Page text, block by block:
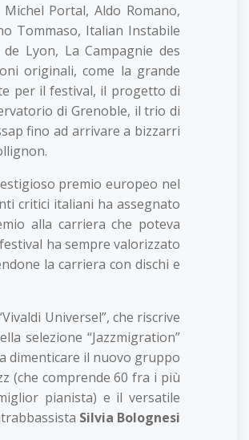
Portal, Aldo Romano,
Tommaso, Italian Instabile
Lyon, La Campagnie des
originali, come la grande
per il festival, il progetto di
di Grenoble, il trio di
fino ad arrivare a bizzarri
premio europeo nel
critici italiani ha assegnato
alla carriera che poteva
ha sempre valorizzato
la carriera con dischi e
Universel”, che riscrive
selezione “Jazzmigration”
dimenticare il nuovo gruppo
(che comprende 60 fra i più
pianista) e il versatile
Silvia Bolognesi